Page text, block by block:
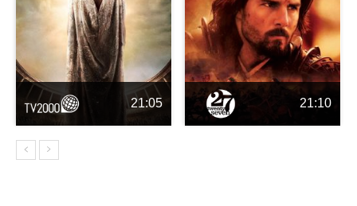
21:05 21:10